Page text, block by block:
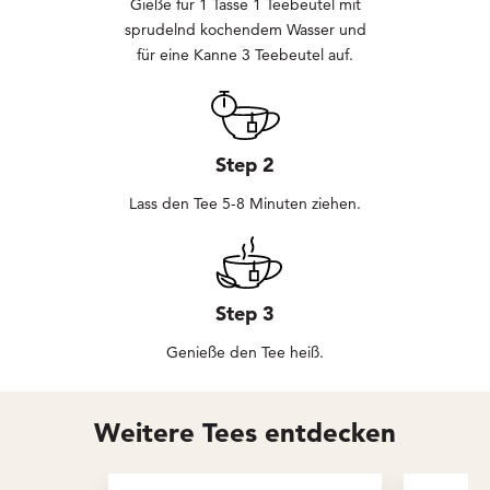
Gieße für 1 Tasse 1 Teebeutel mit
sprudelnd kochendem Wasser und
für eine Kanne 3 Teebeutel auf.
Step 2
Lass den Tee 5-8 Minuten ziehen.
Step 3
Genieße den Tee heiß.
Weitere Tees entdecken